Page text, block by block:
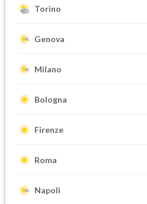
Torino
Genova
Milano
Bologna
Firenze
Roma
Napoli